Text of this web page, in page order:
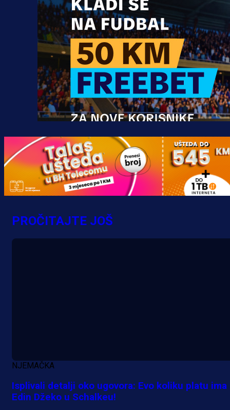
Promo vijesti
MrBit: Isprati kvalifikacije za
evropska takmičenja i preuzmi
bonus dobrodošlice!
PROČITAJTE JOŠ
NJEMAČKA
Isplivali detalji oko ugovora: Evo koliku platu ima
Edin Džeko u Schalkeu!